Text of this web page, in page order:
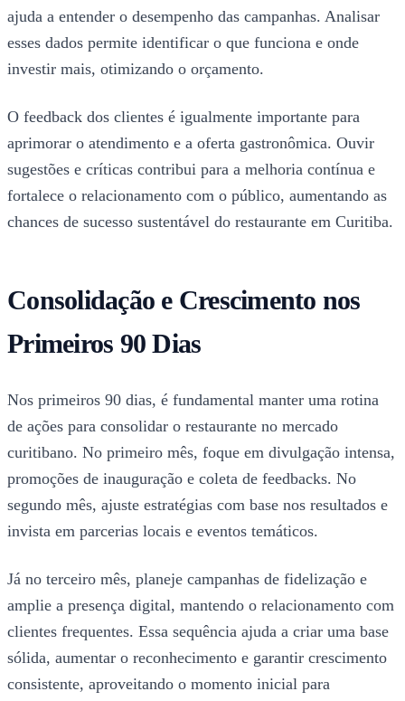
ajuda a entender o desempenho das campanhas. Analisar
esses dados permite identificar o que funciona e onde
investir mais, otimizando o orçamento.
O feedback dos clientes é igualmente importante para
aprimorar o atendimento e a oferta gastronômica. Ouvir
sugestões e críticas contribui para a melhoria contínua e
fortalece o relacionamento com o público, aumentando as
chances de sucesso sustentável do restaurante em Curitiba.
Consolidação e Crescimento nos
Primeiros 90 Dias
Nos primeiros 90 dias, é fundamental manter uma rotina
de ações para consolidar o restaurante no mercado
curitibano. No primeiro mês, foque em divulgação intensa,
promoções de inauguração e coleta de feedbacks. No
segundo mês, ajuste estratégias com base nos resultados e
invista em parcerias locais e eventos temáticos.
Já no terceiro mês, planeje campanhas de fidelização e
amplie a presença digital, mantendo o relacionamento com
clientes frequentes. Essa sequência ajuda a criar uma base
sólida, aumentar o reconhecimento e garantir crescimento
consistente, aproveitando o momento inicial para